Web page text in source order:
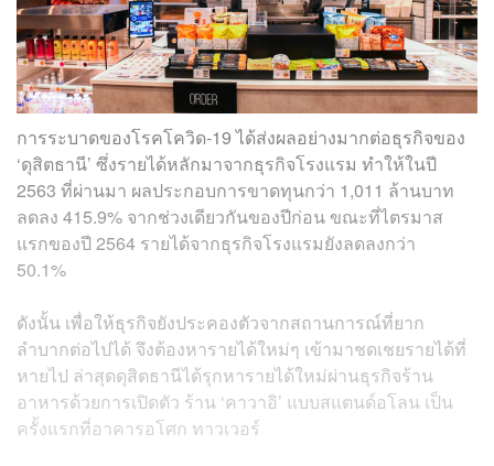
การระบาดของโรคโควิด-19 ได้ส่งผลอย่างมากต่อธุรกิจของ
‘ดุสิตธานี’ ซึ่งรายได้หลักมาจากธุรกิจโรงแรม ทำให้ในปี
2563 ที่ผ่านมา ผลประกอบการขาดทุนกว่า 1,011 ล้านบาท
ลดลง 415.9% จากช่วงเดียวกันของปีก่อน ขณะที่ไตรมาส
แรกของปี 2564 รายได้จากธุรกิจโรงแรมยังลดลงกว่า
50.1%
ดังนั้น เพื่อให้ธุรกิจยังประคองตัวจากสถานการณ์ที่ยาก
ลำบากต่อไปได้ จึงต้องหารายได้ใหม่ๆ เข้ามาชดเชยรายได้ที่
หายไป ล่าสุดดุสิตธานีได้รุกหารายได้ใหม่ผ่านธุรกิจร้าน
อาหารด้วยการเปิดตัว ร้าน ‘คาวาอิ’ แบบสแตนด์อโลน เป็น
ครั้งแรกที่อาคารอโศก ทาวเวอร์